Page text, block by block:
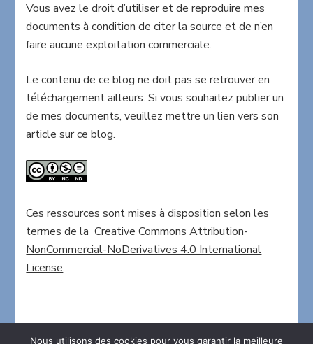
Vous avez le droit d’utiliser et de reproduire mes
documents à condition de citer la source et de n’en
faire aucune exploitation commerciale.
Le contenu de ce blog ne doit pas se retrouver en
téléchargement ailleurs. Si vous souhaitez publier un
de mes documents, veuillez mettre un lien vers son
article sur ce blog.
Ces ressources sont mises à disposition selon les
termes de laCreative Commons Attribution-
NonCommercial-NoDerivatives 4.0 International
License.
Nous utilisons des cookies pour vous garantir la meilleure